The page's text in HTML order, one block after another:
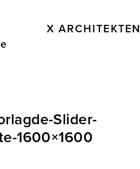
X
Slider-
1600×1600